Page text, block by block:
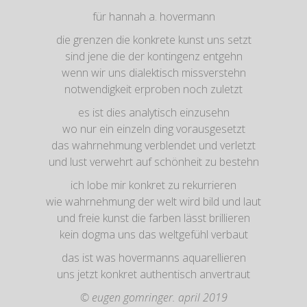
für hannah a. hovermann
die grenzen die konkrete kunst uns setzt
sind jene die der kontingenz entgehn
wenn wir uns dialektisch missverstehn
notwendigkeit erproben noch zuletzt
es ist dies analytisch einzusehn
wo nur ein einzeln ding vorausgesetzt
das wahrnehmung verblendet und verletzt
und lust verwehrt auf schönheit zu bestehn
ich lobe mir konkret zu rekurrieren
wie wahrnehmung der welt wird bild und laut
und freie kunst die farben lässt brillieren
kein dogma uns das weltgefühl verbaut
das ist was hovermanns aquarellieren
uns jetzt konkret authentisch anvertraut
© eugen gomringer. april 2019